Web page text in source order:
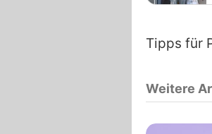
Tipps für
Weitere